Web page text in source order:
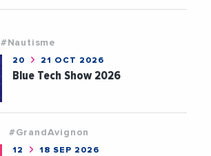
#Nautisme
20 21 OCT 2026
Blue Tech Show 2026
#GrandAvignon
12 18 SEP 2026